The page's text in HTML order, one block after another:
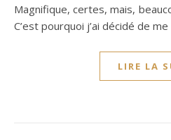
Magnifique, certes, mais,
C’est pourquoi j’ai décidé de
LIRE LA